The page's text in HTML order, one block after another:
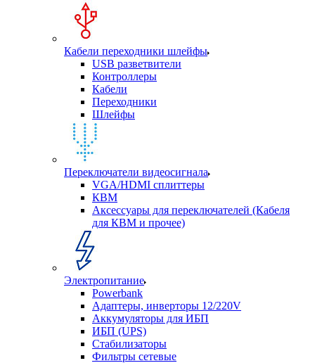
Кабели переходники шлейфы
USB разветвители
Контроллеры
Кабели
Переходники
Шлейфы
Переключатели видеосигнала
VGA/HDMI сплиттеры
КВМ
Аксессуары для переключателей (Кабеля
для КВМ и прочее)
Электропитание
Powerbank
Адаптеры, инверторы 12/220V
Аккумуляторы для ИБП
ИБП (UPS)
Стабилизаторы
Фильтры сетевые